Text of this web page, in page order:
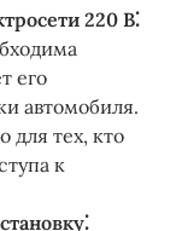
220 В⁚
его
автомобиля.
для тех, кто
к